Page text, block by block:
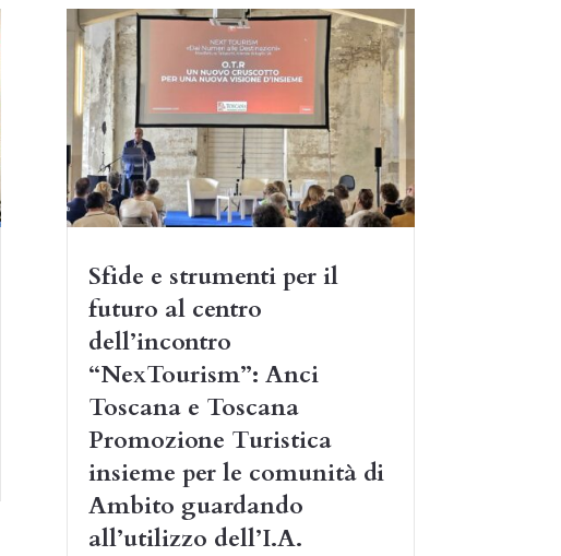
Sfide e strumenti per il
futuro al centro
dell’incontro
“NexTourism”: Anci
Toscana e Toscana
Promozione Turistica
insieme per le comunità di
Ambito guardando
all’utilizzo dell’I.A.